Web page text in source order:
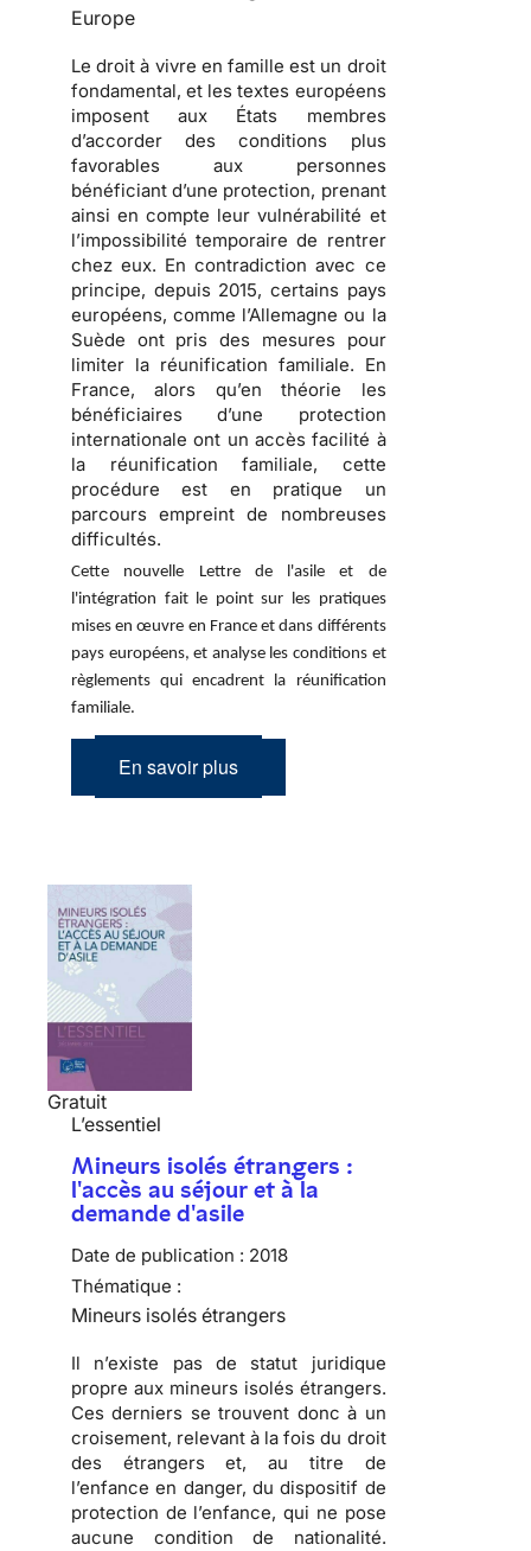
Europe
Le droit à vivre en famille est un droit
fondamental, et les textes européens
imposent aux États membres
d’accorder des conditions plus
favorables aux personnes
bénéficiant d’une protection, prenant
ainsi en compte leur vulnérabilité et
l’impossibilité temporaire de rentrer
chez eux. En contradiction avec ce
principe, depuis 2015, certains pays
européens, comme l’Allemagne ou la
Suède ont pris des mesures pour
limiter la réunification familiale. En
France, alors qu’en théorie les
bénéficiaires d’une protection
internationale ont un accès facilité à
la réunification familiale, cette
procédure est en pratique un
parcours empreint de nombreuses
difficultés.
Cette nouvelle Lettre de l'asile et de
l'intégration fait le point sur les pratiques
mises en œuvre en France et dans différents
pays européens, et analyse les conditions et
règlements qui encadrent la réunification
familiale.
En savoir plus
Gratuit
L’essentiel
Mineurs isolés étrangers :
l'accès au séjour et à la
demande d'asile
Date de publication : 2018
Thématique :
Mineurs isolés étrangers
Il n’existe pas de statut juridique
propre aux mineurs isolés étrangers.
Ces derniers se trouvent donc à un
croisement, relevant à la fois du droit
des étrangers et, au titre de
l’enfance en danger, du dispositif de
protection de l’enfance, qui ne pose
aucune condition de nationalité.